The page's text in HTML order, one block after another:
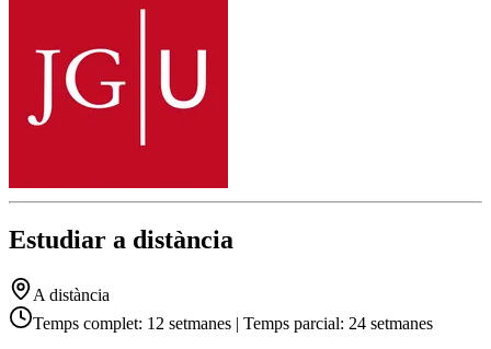
Estudiar a distància
A distància
Temps complet: 12 setmanes | Temps parcial: 24 setmanes